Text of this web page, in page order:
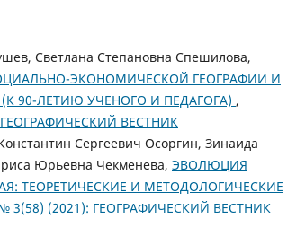
Светлана Степановна Спешилова,
ЭКОНОМИЧЕСКОЙ ГЕОГРАФИИ И
90-ЛЕТИЮ УЧЕНОГО И ПЕДАГОГА) ,
ГЕОГРАФИЧЕСКИЙ ВЕСТНИК
Сергеевич Осоргин, Зинаида
Юрьевна Чекменева, ЭВОЛЮЦИЯ
ТЕОРЕТИЧЕСКИЕ И МЕТОДОЛОГИЧЕСКИЕ
№ 3(58) (2021): ГЕОГРАФИЧЕСКИЙ ВЕСТНИК